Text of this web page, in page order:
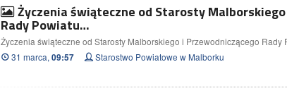
Życzenia świąteczne od Starosty
Rady Powiatu…
Życzenia świąteczne od Starosty Malborskiego i Przewodniczącego Rady
31 marca, 09:57 Starostwo Powiatowe w Malborku